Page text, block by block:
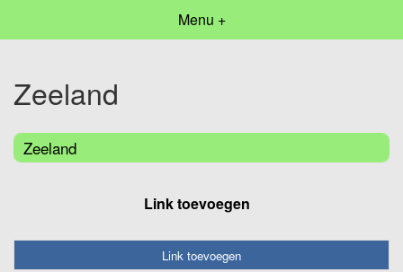
Menu +
Zeeland
Zeeland
Link toevoegen
Link toevoegen